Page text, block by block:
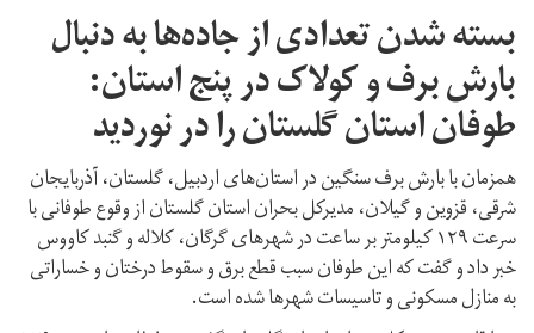
بسته شدن تعدادی از جاده‌ها به دنبال
بارش برف و کولاک در پنج استان:
طوفان استان گلستان را در نوردید
همزمان با بارش برف سنگین در استان‌های اردبیل، گلستان، آذربایجان
شرقی، قزوین و گیلان، مدیرکل بحران استان گلستان از وقوع طوفانی با
سرعت ۱۲۹ کیلومتر بر ساعت در شهرهای گرگان، کلاله و گنبد کاووس
خبر داد و گفت که این طوفان سبب قطع برق و سقوط درختان و خساراتی
به منازل مسکونی و تاسیسات شهرها شده است.